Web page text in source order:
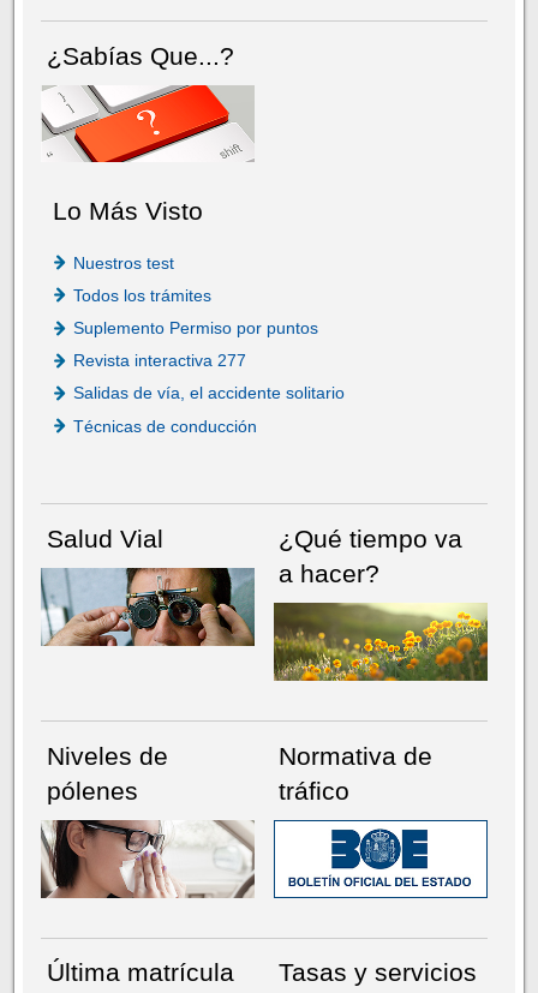
¿Sabías Que...?
Lo Más Visto
Nuestros test
Todos los trámites
Suplemento Permiso por puntos
Revista interactiva 277
Salidas de vía, el accidente solitario
Técnicas de conducción
Salud Vial
¿Qué tiempo va
a hacer?
Niveles de
pólenes
Normativa de
tráfico
Última matrícula
Tasas y servicios